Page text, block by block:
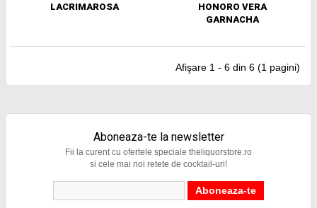
LACRIMAROSA
HONORO VERA
GARNACHA
Afişare 1 - 6 din 6 (1 pagini)
Aboneaza-te la newsletter
Fii la curent cu ofertele speciale theliquorstore.ro
si cele mai noi retete de cocktail-uri!